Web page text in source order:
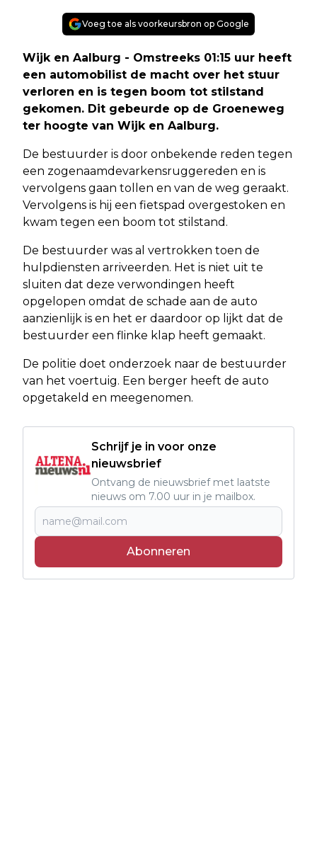
Voeg toe als voorkeursbron op Google
Wijk en Aalburg - Omstreeks 01:15 uur heeft
een automobilist de macht over het stuur
verloren en is tegen boom tot stilstand
gekomen. Dit gebeurde op de Groeneweg
ter hoogte van Wijk en Aalburg.
De bestuurder is door onbekende reden tegen
een zogenaamdevarkensruggereden en is
vervolgens gaan tollen en van de weg geraakt.
Vervolgens is hij een fietspad overgestoken en
kwam tegen een boom tot stilstand.
De bestuurder was al vertrokken toen de
hulpdiensten arriveerden. Het is niet uit te
sluiten dat deze verwondingen heeft
opgelopen omdat de schade aan de auto
aanzienlijk is en het er daardoor op lijkt dat de
bestuurder een flinke klap heeft gemaakt.
De politie doet onderzoek naar de bestuurder
van het voertuig. Een berger heeft de auto
opgetakeld en meegenomen.
Schrijf je in voor onze
nieuwsbrief
Ontvang de nieuwsbrief met laatste
nieuws om 7.00 uur in je mailbox.
Abonneren